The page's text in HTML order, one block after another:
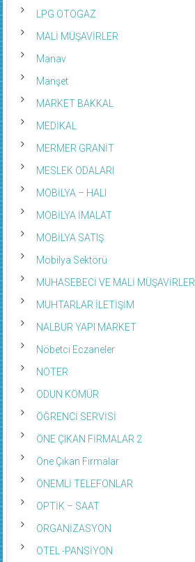
LPG OTOGAZ
MALİ MÜŞAVİRLER
Manav
Manşet
MARKET BAKKAL
MEDİKAL
MERMER GRANİT
MESLEK ODALARI
MOBİLYA – HALI
MOBİLYA İMALAT
MOBİLYA SATIŞ
Mobilya Sektörü
MUHASEBECİ VE MALİ MÜŞAVİRLER
MUHTARLAR İLETİŞİM
NALBUR YAPI MARKET
Nöbetci Eczaneler
NOTER
ODUN KÖMÜR
ÖĞRENCİ SERVİSİ
ÖNE ÇIKAN FİRMALAR 2
Öne Çıkan Firmalar
ÖNEMLİ TELEFONLAR
OPTİK – SAAT
ORGANİZASYON
OTEL -PANSİYON